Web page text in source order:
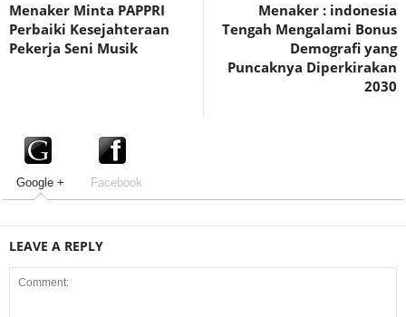
Menaker Minta PAPPRI
Perbaiki Kesejahteraan
Pekerja Seni Musik
Menaker : indonesia
Tengah Mengalami Bonus
Demografi yang
Puncaknya Diperkirakan
2030
Google + Facebook
LEAVE A REPLY